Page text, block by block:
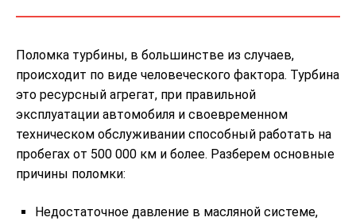
Поломка турбины, в большинстве из случаев,
происходит по виде человеческого фактора. Турбина
это ресурсный агрегат, при правильной
эксплуатации автомобиля и своевременном
техническом обслуживании способный работать на
пробегах от 500 000 км и более. Разберем основные
причины поломки:
Недостаточное давление в масляной системе,